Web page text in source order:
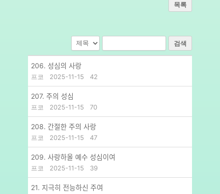
목록
검색
206. 성심의 사랑
프코 2025-11-15 42
207. 주의 성심
프코 2025-11-15 70
208. 간절한 주의 사랑
프코 2025-11-15 47
209. 사랑하올 예수 성심이여
프코 2025-11-15 39
21. 지극히 전능하신 주여